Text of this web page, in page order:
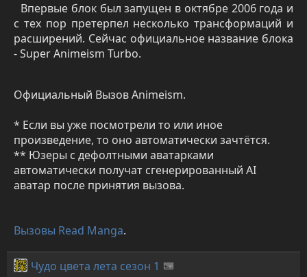
Впервые блок был запущен в октябре 2006 года и
с тех пор претерпел несколько трансформаций и
расширений. Сейчас официальное название блока
- Super Animeism Turbo.
Официальный Вызов Animeism.
* Если вы уже посмотрели то или иное
произведение, то оно автоматически зачтётся.
** Юзеры с дефолтными аватарками
автоматически получат сгенерированный AI
аватар после принятия вызова.
Вызовы Read Manga.
Чудо цвета лета сезон 1